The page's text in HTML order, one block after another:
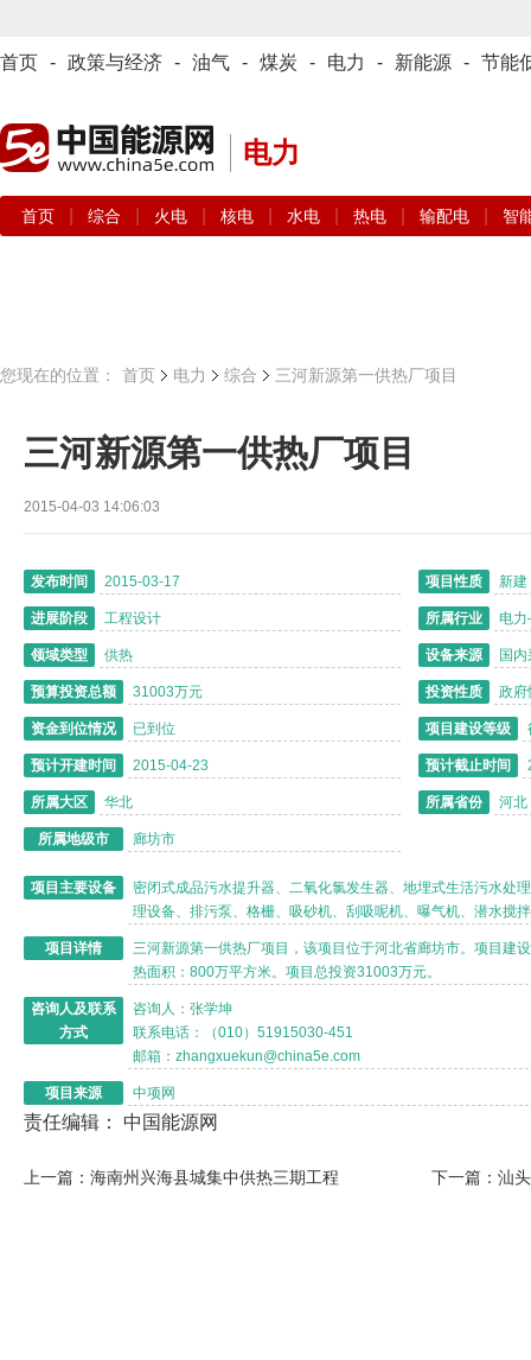
首页 - 政策与经济 - 油气 - 煤炭 - 电力 - 新能源 - 节能
电力
首页 综合 火电 核电 水电 热电 输配电 智
您现在的位置： 首页 电力 综合 三河新源第一供热厂项目
三河新源第一供热厂项目
2015-04-03 14:06:03
发布时间 2015-03-17 项目性质 新建
进展阶段 工程设计 所属行业 电
领域类型 供热 设备来源 国
预算投资总额 31003万元 投资性质 政府
资金到位情况 已到位 项目建设等级
预计开建时间 2015-04-23 预计截止时间
所属大区 华北 所属省份 河北
所属地级市 廊坊市
项目主要设备
密闭式成品污水提升器、二氧化氯发生器、地埋式生活污水处
理设备、排污泵、格栅、吸砂机、刮吸呢机、曝气机、潜水搅
项目详情
三河新源第一供热厂项目，该项目位于河北省廊坊市。项目建
热面积： 800万平方米。项目总投资31003万元。
咨询人及联系
方式
咨询人：张学坤
联系电话：（010）51915030-451
邮箱：zhangxuekun@china5e.com
项目来源 中项网
责任编辑： 中国能源网
上一篇：海南州兴海县城集中供热三期工程 下一篇：汕